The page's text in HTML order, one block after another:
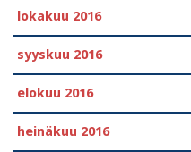
lokakuu 2016
syyskuu 2016
elokuu 2016
heinäkuu 2016